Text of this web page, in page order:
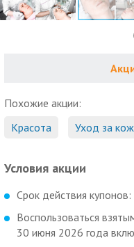
Похожие акции:
Красота
Уход за
Условия акции
Срок действия
Воспользоваться
30 июня 2026 года